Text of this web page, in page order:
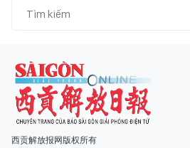
西贡解放报网版权所有